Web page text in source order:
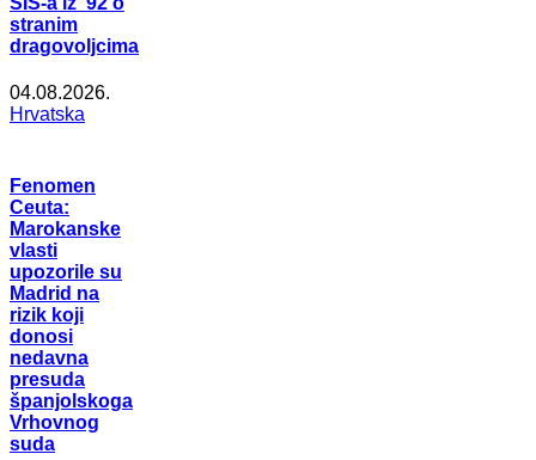
stranim
dragovoljcima
04.08.2026.
Hrvatska
Fenomen
Ceuta:
Marokanske
vlasti
upozorile su
Madrid na
rizik koji
donosi
nedavna
presuda
španjolskoga
Vrhovnog
suda